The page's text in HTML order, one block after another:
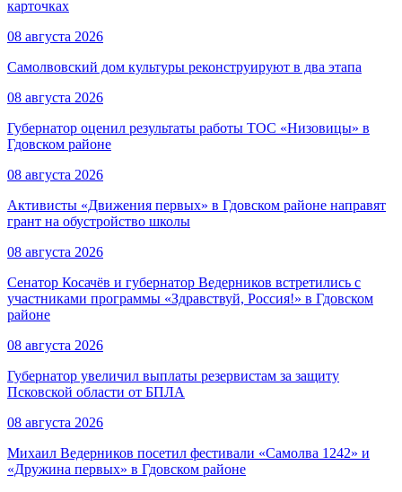
карточках
08 августа 2026
Самолвовский дом культуры реконструируют в два этапа
08 августа 2026
Губернатор оценил результаты работы ТОС «Низовицы» в
Гдовском районе
08 августа 2026
Активисты «Движения первых» в Гдовском районе направят
грант на обустройство школы
08 августа 2026
Сенатор Косачёв и губернатор Ведерников встретились с
участниками программы «Здравствуй, Россия!» в Гдовском
районе
08 августа 2026
Губернатор увеличил выплаты резервистам за защиту
Псковской области от БПЛА
08 августа 2026
Михаил Ведерников посетил фестивали «Самолва 1242» и
«Дружина первых» в Гдовском районе